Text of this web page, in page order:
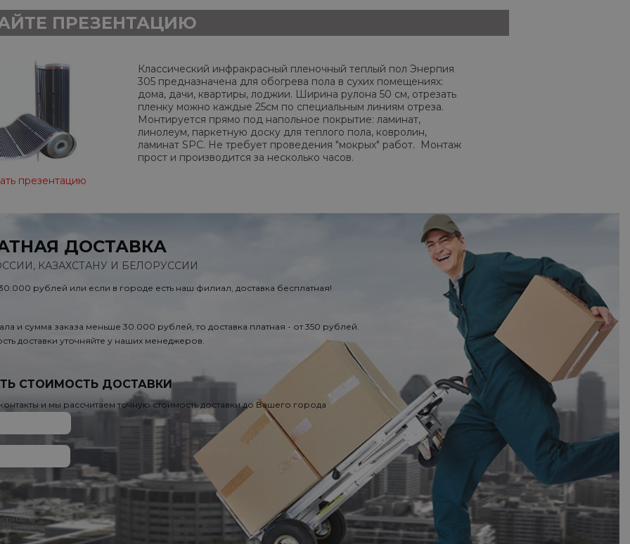
ПРЕЗЕНТАЦИЮ
презентацию
Классический инфракрасный пленочный теплый пол Энерпия
305 предназначена для обогрева пола в сухих помещениях:
дома, дачи, квартиры, лоджии. Ширина рулона 50 см, отрезать
пленку можно каждые 25см по специальным линиям отреза.
Монтируется прямо под напольное покрытие: ламинат,
линолеум, паркетную доску для теплого пола, ковролин,
ламинат SPC. Не требует проведения "мокрых" работ. Монтаж
прост и производится за несколько часов.
ДОСТАВКА
КАЗАХСТАНУ И БЕЛОРУССИИ
рублей или если в городе есть наш филиал, доставка бесплатная!
и сумма заказа меньше 30.000 рублей, то доставка платная - от 350 рублей.
доставки уточняйте у наших менеджеров.
СТОИМОСТЬ ДОСТАВКИ
и мы рассчитаем точную стоимость доставки до Вашего города
данных